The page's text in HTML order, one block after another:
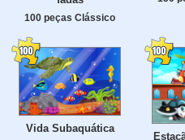
100 peças Clássico
Vida Subaquática